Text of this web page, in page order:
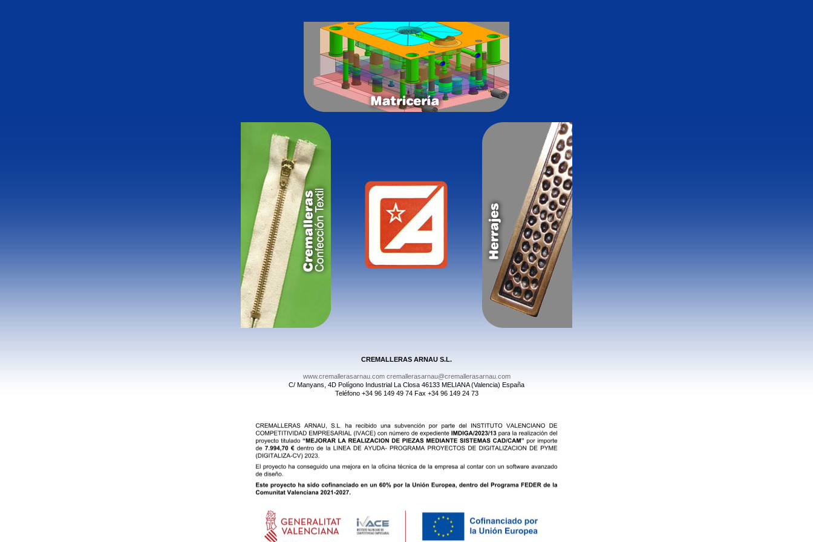
CREMALLERAS ARNAU S.L.
www.cremallerasarnau.com cremallerasarnau@cremallerasarnau.com
C/ Manyans, 4D Polígono Industrial La Closa 46133 MELIANA (Valencia) España
Teléfono +34 96 149 49 74 Fax +34 96 149 24 73